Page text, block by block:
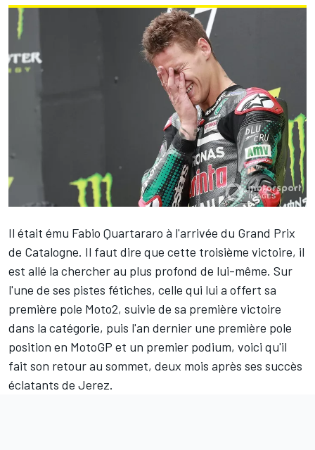
Il était ému Fabio Quartararo à l'arrivée du Grand Prix
de Catalogne. Il faut dire que cette troisième victoire, il
est allé la chercher au plus profond de lui-même. Sur
l'une de ses pistes fétiches, celle qui lui a offert sa
première pole Moto2, suivie de sa première victoire
dans la catégorie, puis l'an dernier une première pole
position en MotoGP et un premier podium, voici qu'il
fait son retour au sommet, deux mois après ses succès
éclatants de Jerez.